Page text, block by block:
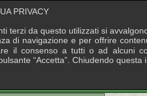
PRIVACY
terzi da questo utilizzati si
di navigazione e per offrire
il consenso a tutti o ad alcuni
“Accetta”. Chiudendo